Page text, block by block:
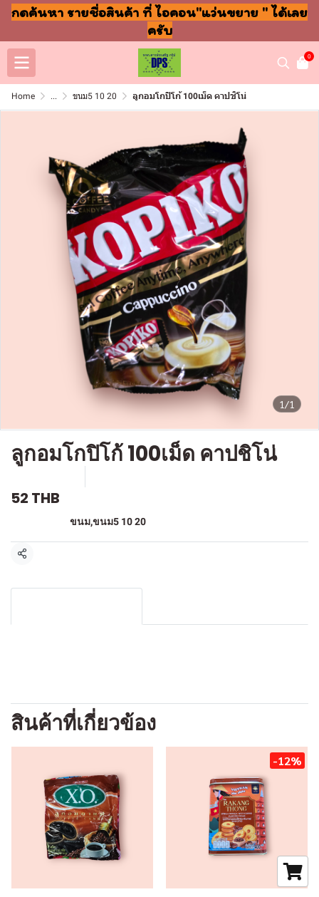
กดค้นหา รายชื่อสินค้า ที่ ไอคอน"แว่นขยาย " ได้เลย
ครับ
0
Home ... ขนม5 10 20 ลูกอมโกปิโก้ 100เม็ด คาปชิโน่
1/1
ลูกอมโกปิโก้ 100เม็ด คาปชิโน่
52 THB
ขนม,ขนม5 10 20
แชร์
สินค้าที่เกี่ยวข้อง
-12%